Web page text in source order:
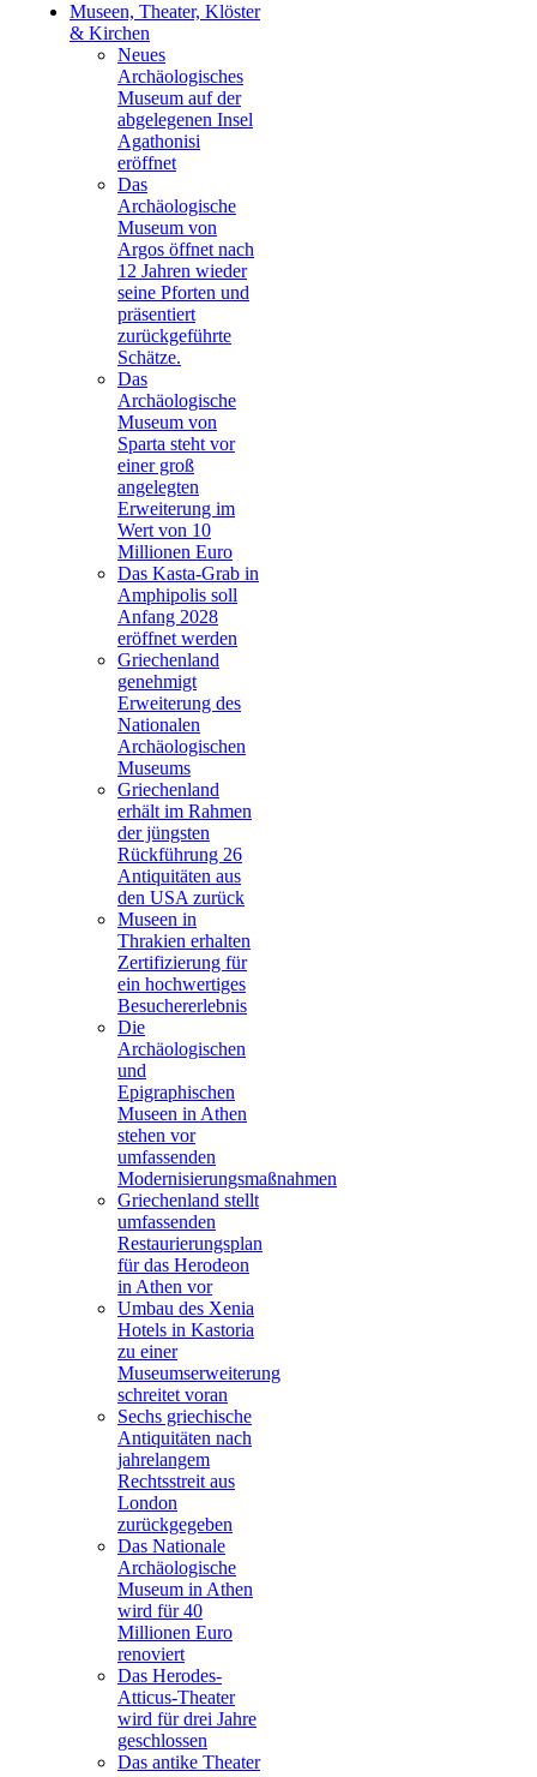
Museen, Theater, Klöster
& Kirchen
Neues
Archäologisches
Museum auf der
abgelegenen Insel
Agathonisi
eröffnet
Das
Archäologische
Museum von
Argos öffnet nach
12 Jahren wieder
seine Pforten und
präsentiert
zurückgeführte
Schätze.
Das
Archäologische
Museum von
Sparta steht vor
einer groß
angelegten
Erweiterung im
Wert von 10
Millionen Euro
Das Kasta-Grab in
Amphipolis soll
Anfang 2028
eröffnet werden
Griechenland
genehmigt
Erweiterung des
Nationalen
Archäologischen
Museums
Griechenland
erhält im Rahmen
der jüngsten
Rückführung 26
Antiquitäten aus
den USA zurück
Museen in
Thrakien erhalten
Zertifizierung für
ein hochwertiges
Besuchererlebnis
Die
Archäologischen
und
Epigraphischen
Museen in Athen
stehen vor
umfassenden
Modernisierungsmaßnahmen
Griechenland stellt
umfassenden
Restaurierungsplan
für das Herodeon
in Athen vor
Umbau des Xenia
Hotels in Kastoria
zu einer
Museumserweiterung
schreitet voran
Sechs griechische
Antiquitäten nach
jahrelangem
Rechtsstreit aus
London
zurückgegeben
Das Nationale
Archäologische
Museum in Athen
wird für 40
Millionen Euro
renoviert
Das Herodes-
Atticus-Theater
wird für drei Jahre
geschlossen
Das antike Theater